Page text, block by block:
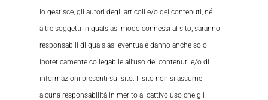
lo gestisce, gli autori degli articoli e/o dei contenuti, né
altre soggetti in qualsiasi modo connessi al sito, saranno
responsabili di qualsiasi eventuale danno anche solo
ipoteticamente collegabile all’uso dei contenuti e/o di
informazioni presenti sul sito. Il sito non si assume
alcuna responsabilità in merito al cattivo uso che gli